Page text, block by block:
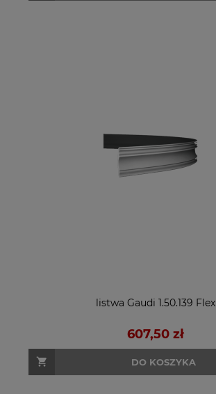
listwa Gaudi 1.50.139 Flex
607,50 zł
DO KOSZYKA